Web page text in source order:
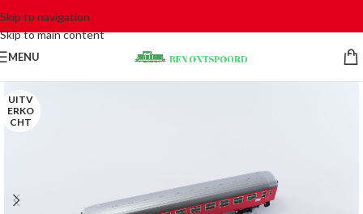
Skip to navigation
Skip to main content
MENU
UITV
ERKO
CHT